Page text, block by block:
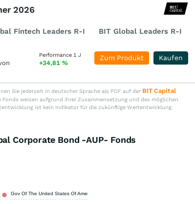
2026
Fintech Leaders R-I BIT Global Leaders R-I
Performance 1 J
+34,81 %
Kaufen
Zum Produkt
Sie jederzeit in deutscher Sprache als PDF auf der BIT Capital
weisen aufgrund ihrer Zusammensetzung und des möglichen
ist kein Indikator für die zukünftige Wertentwicklung.
Corporate Bond -AUP- Fonds
Gov Of The United States Of America 4.75% 15-feb-2045